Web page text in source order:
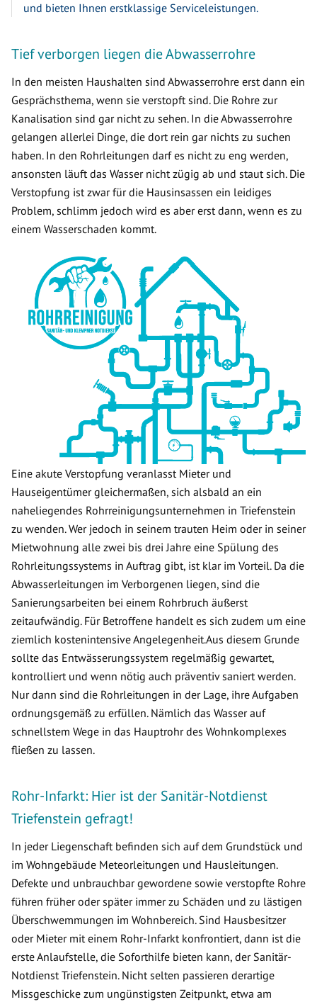
und bieten Ihnen erstklassige Serviceleistungen.
Tief verborgen liegen die Abwasserrohre
In den meisten Haushalten sind Abwasserrohre erst dann ein
Gesprächsthema, wenn sie verstopft sind. Die Rohre zur
Kanalisation sind gar nicht zu sehen. In die Abwasserrohre
gelangen allerlei Dinge, die dort rein gar nichts zu suchen
haben. In den Rohrleitungen darf es nicht zu eng werden,
ansonsten läuft das Wasser nicht zügig ab und staut sich. Die
Verstopfung ist zwar für die Hausinsassen ein leidiges
Problem, schlimm jedoch wird es aber erst dann, wenn es zu
einem Wasserschaden kommt.
Eine akute Verstopfung veranlasst Mieter und
Hauseigentümer gleichermaßen, sich alsbald an ein
naheliegendes Rohrreinigungsunternehmen in Triefenstein
zu wenden. Wer jedoch in seinem trauten Heim oder in seiner
Mietwohnung alle zwei bis drei Jahre eine Spülung des
Rohrleitungssystems in Auftrag gibt, ist klar im Vorteil. Da die
Abwasserleitungen im Verborgenen liegen, sind die
Sanierungsarbeiten bei einem Rohrbruch äußerst
zeitaufwändig. Für Betroffene handelt es sich zudem um eine
ziemlich kostenintensive Angelegenheit.Aus diesem Grunde
sollte das Entwässerungssystem regelmäßig gewartet,
kontrolliert und wenn nötig auch präventiv saniert werden.
Nur dann sind die Rohrleitungen in der Lage, ihre Aufgaben
ordnungsgemäß zu erfüllen. Nämlich das Wasser auf
schnellstem Wege in das Hauptrohr des Wohnkomplexes
fließen zu lassen.
Rohr-Infarkt: Hier ist der Sanitär-Notdienst
Triefenstein gefragt!
In jeder Liegenschaft befinden sich auf dem Grundstück und
im Wohngebäude Meteorleitungen und Hausleitungen.
Defekte und unbrauchbar gewordene sowie verstopfte Rohre
führen früher oder später immer zu Schäden und zu lästigen
Überschwemmungen im Wohnbereich. Sind Hausbesitzer
oder Mieter mit einem Rohr-Infarkt konfrontiert, dann ist die
erste Anlaufstelle, die Soforthilfe bieten kann, der Sanitär-
Notdienst Triefenstein. Nicht selten passieren derartige
Missgeschicke zum ungünstigsten Zeitpunkt, etwa am